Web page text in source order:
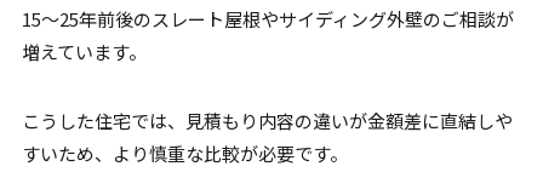
15〜25年前後のスレート屋根やサイディング外壁のご相談が
増えています。
こうした住宅では、見積もり内容の違いが金額差に直結しや
すいため、より慎重な比較が必要です。